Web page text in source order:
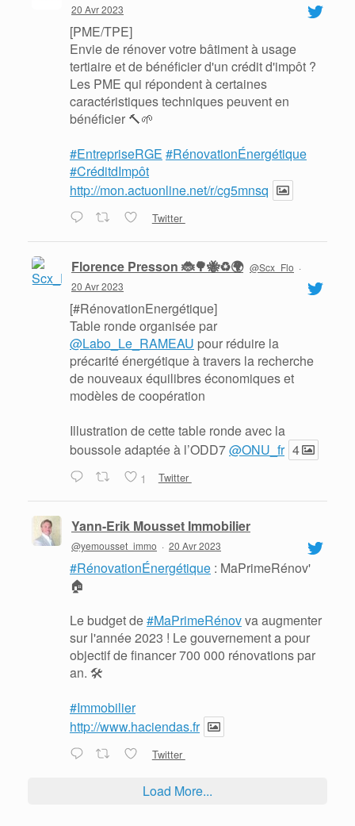
20 Avr 2023
[PME/TPE]
Envie de rénover votre bâtiment à usage
tertiaire et de bénéficier d'un crédit d'impôt ?
Les PME qui répondent à certaines
caractéristiques techniques peuvent en
bénéficier 🔨🌱
#EntrepriseRGE #RénovationÉnergétique
#CréditdImpôt
http://mon.actuonline.net/r/cg5mnsq
Twitter
Florence Presson 🐞🌳🐝♻️🌍 @Scx_Flo ·
20 Avr 2023
[#RénovationEnergétique]
Table ronde organisée par
@Labo_Le_RAMEAU pour réduire la
précarité énergétique à travers la recherche
de nouveaux équilibres économiques et
modèles de coopération
Illustration de cette table ronde avec la
boussole adaptée à l’ODD7@ONU_fr 4
1 Twitter
Yann-Erik Mousset Immobilier
@yemousset_immo · 20 Avr 2023
#RénovationÉnergétique : MaPrimeRénov'
🏠
Le budget de#MaPrimeRénovva augmenter
sur l'année 2023 ! Le gouvernement a pour
objectif de financer 700 000 rénovations par
an. 🛠
#Immobilier
http://www.haciendas.fr
Twitter
Load More...